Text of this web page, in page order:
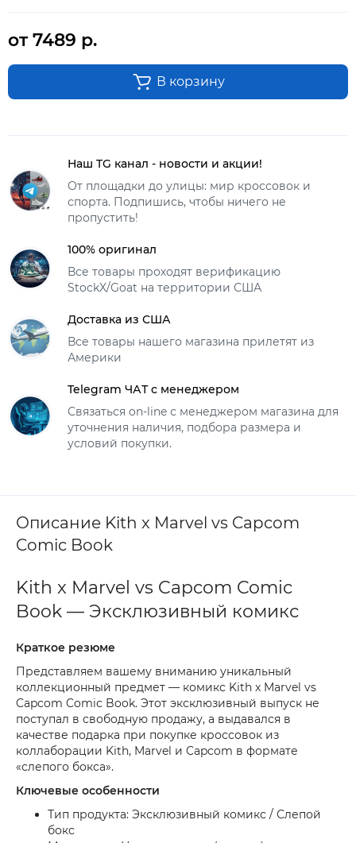
от 7489 р.
В корзину
Наш TG канал - новости и акции!
От площадки до улицы: мир кроссовок и
спорта. Подпишись, чтобы ничего не
пропустить!
100% оригинал
Все товары проходят верификацию
StockX/Goat на территории США
Доставка из США
Все товары нашего магазина прилетят из
Америки
Telegram ЧАТ с менеджером
Связаться on-line с менеджером магазина для
уточнения наличия, подбора размера и
условий покупки.
Описание Kith x Marvel vs Capcom
Comic Book
Kith x Marvel vs Capcom Comic
Book — Эксклюзивный комикс
Краткое резюме
Представляем вашему вниманию уникальный
коллекционный предмет — комикс Kith x Marvel vs
Capcom Comic Book. Этот эксклюзивный выпуск не
поступал в свободную продажу, а выдавался в
качестве подарка при покупке кроссовок из
коллаборации Kith, Marvel и Capcom в формате
«слепого бокса».
Ключевые особенности
Тип продукта: Эксклюзивный комикс / Слепой
бокс